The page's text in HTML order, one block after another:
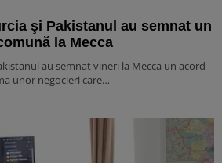
şi Pakistanul au semnat un
la Mecca
au semnat vineri la Mecca un acord
unor negocieri care…